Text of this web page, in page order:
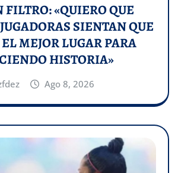
«QUIERO QUE
SIENTAN QUE
MEJOR LUGAR PARA
HISTORIA»
Ago 8, 2026